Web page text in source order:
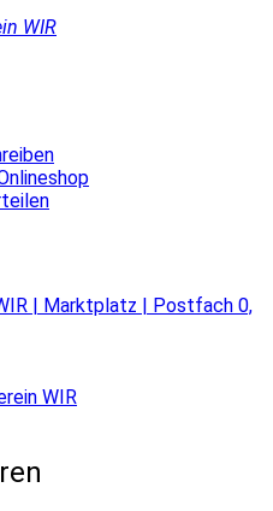
WIR
| Marktplatz | Postfach 0,
WIR